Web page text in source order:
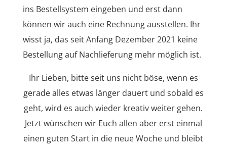
ins Bestellsystem eingeben und erst dann
können wir auch eine Rechnung ausstellen. Ihr
wisst ja, das seit Anfang Dezember 2021 keine
Bestellung auf Nachlieferung mehr möglich ist.
Ihr Lieben, bitte seit uns nicht böse, wenn es
gerade alles etwas länger dauert und sobald es
geht, wird es auch wieder kreativ weiter gehen.
Jetzt wünschen wir Euch allen aber erst einmal
einen guten Start in die neue Woche und bleibt